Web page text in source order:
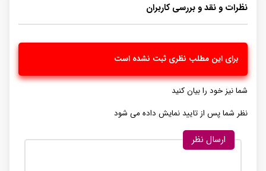
نظرات و نقد و بررسی کاربران
برای این مطلب نظری ثبت نشده است
شما نیز خود را بیان کنید
نظر شما پس از تایید نمایش داده می شود
ارسال نظر